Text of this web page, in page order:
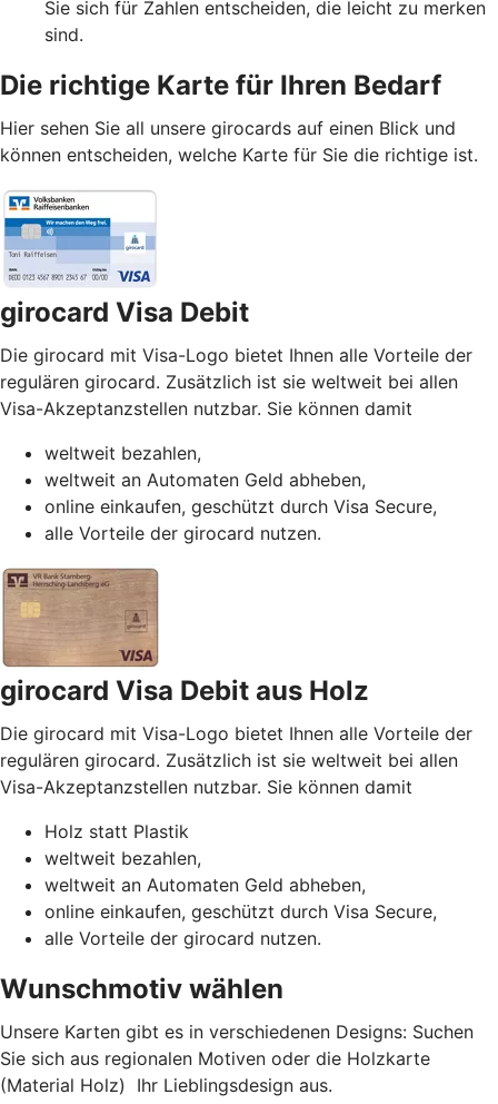
Sie sich für Zahlen entscheiden, die leicht zu merken
sind.
Die richtige Karte für Ihren Bedarf
Hier sehen Sie all unsere girocards auf einen Blick und
können entscheiden, welche Karte für Sie die richtige ist.
girocard Visa Debit
Die girocard mit Visa-Logo bietet Ihnen alle Vorteile der
regulären girocard. Zusätzlich ist sie weltweit bei allen
Visa-Akzeptanzstellen nutzbar. Sie können damit
weltweit bezahlen,
weltweit an Automaten Geld abheben,
online einkaufen, geschützt durch Visa Secure,
alle Vorteile der girocard nutzen.
girocard Visa Debit aus Holz
Die girocard mit Visa-Logo bietet Ihnen alle Vorteile der
regulären girocard. Zusätzlich ist sie weltweit bei allen
Visa-Akzeptanzstellen nutzbar. Sie können damit
Holz statt Plastik
weltweit bezahlen,
weltweit an Automaten Geld abheben,
online einkaufen, geschützt durch Visa Secure,
alle Vorteile der girocard nutzen.
Wunschmotiv wählen
Unsere Karten gibt es in verschiedenen Designs: Suchen
Sie sich aus regionalen Motiven oder die Holzkarte
(Material Holz) Ihr Lieblingsdesign aus.